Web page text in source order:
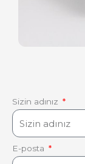
Sizin adınız
E-posta